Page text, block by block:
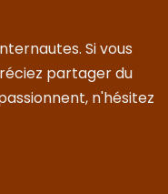
Si vous
partager du
n'hésitez